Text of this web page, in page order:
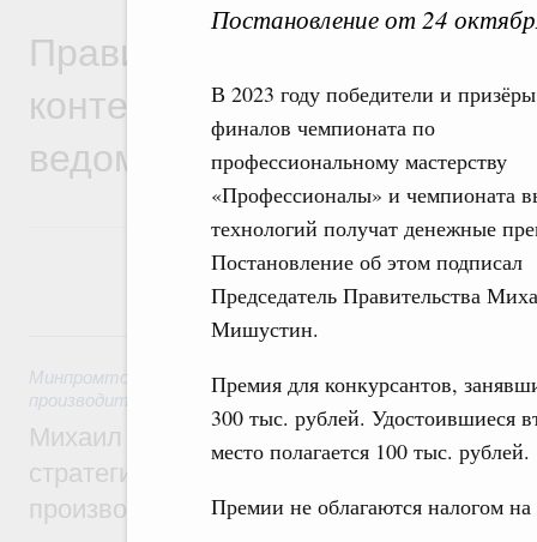
Постановление от 24
В 2023 году победители и призёры
финалов чемпионата по
профессиональному мастерству
«Профессионалы» и чемпионата
технологий получат денежные
Постановление об этом подписал
Председатель Правительства
Мишустин.
Премия для конкурсантов,
300 тыс. рублей. Удостоившиеся
место полагается 100 тыс. рублей.
Премии не облагаются налогом
Правительственная
контексте работы
ведомств
Минпромторг России,Минэкономразвития России
производительности труда и поддержки занятости
Михаил Мишустин дал поручения по
стратегической сессии, посвящённой
производительности труда